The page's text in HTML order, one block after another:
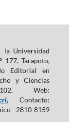
la Universidad
177, Tarapoto,
Editorial en
y Ciencias
Web:
, Contacto:
2810-8159